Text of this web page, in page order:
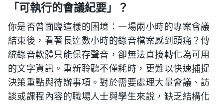
「可執行的會議紀要」？
你是否曾面臨這樣的困境：一場兩小時的專案會議
結束後，看著長達數小時的錄音檔案感到頭痛？傳
統錄音軟體只能保存聲音，卻無法直接轉化為可用
的文字資訊。重新聆聽不僅耗時，更難以快速捕捉
決策重點與待辦事項。對於需要處理大量會議、訪
談或課程內容的職場人士與學生來說，缺乏結構化